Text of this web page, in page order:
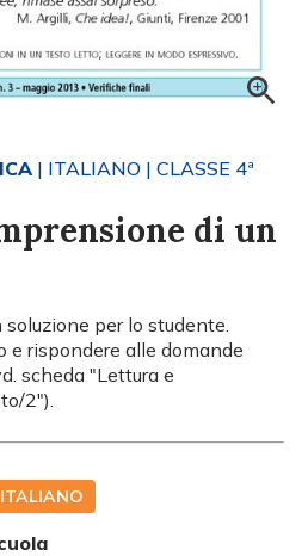
| ITALIANO | CLASSE 4ª
di un
per lo studente.
e rispondere alle domande
scheda "Lettura e
2").
ITALIANO